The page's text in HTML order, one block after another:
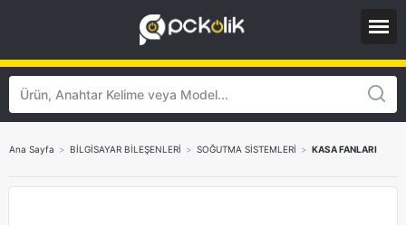
Ana Sayfa > BİLGİSAYAR BİLEŞENLERİ > SOĞUTMA SİSTEMLERİ > KASA FANLARI